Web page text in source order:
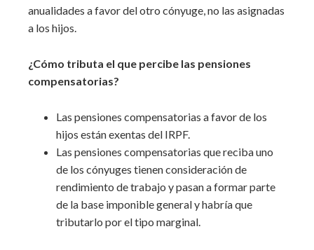
anualidades a favor del otro cónyuge, no las asignadas
a los hijos.
¿Cómo tributa el que percibe las pensiones
compensatorias?
Las pensiones compensatorias a favor de los
hijos están exentas del IRPF.
Las pensiones compensatorias que reciba uno
de los cónyuges tienen consideración de
rendimiento de trabajo y pasan a formar parte
de la base imponible general y habría que
tributarlo por el tipo marginal.